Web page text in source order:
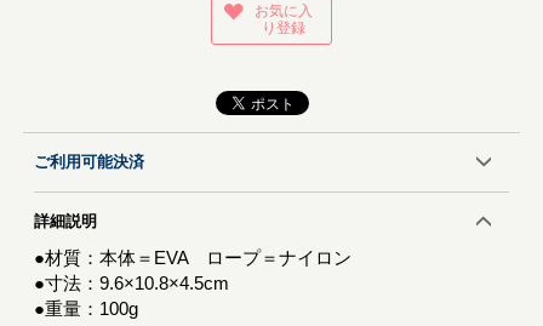
お気に入
り登録
ご利用可能決済
詳細説明
●材質：本体＝EVA ロープ＝ナイロン
●寸法：9.6×10.8×4.5cm
●重量：100g